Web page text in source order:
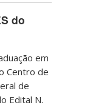
do
em
Centro de
de
Edital N.